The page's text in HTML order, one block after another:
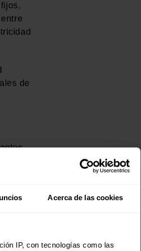
Acerca de las cookies
IP, con tecnologías como las
de
de